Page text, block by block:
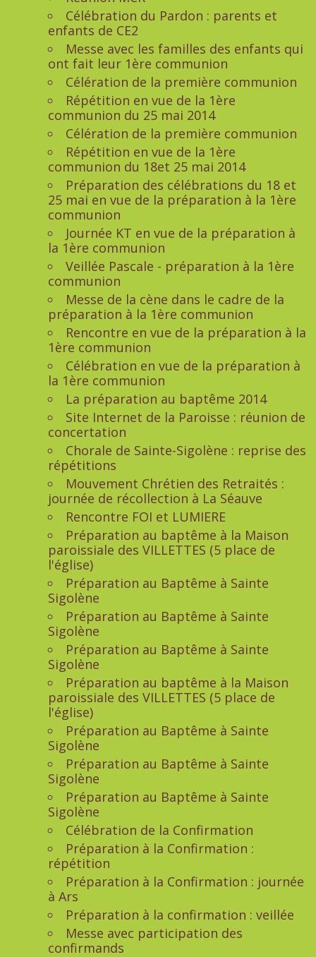
Célébration du Pardon : parents et
enfants de CE2
Messe avec les familles des enfants qui
ont fait leur 1ère communion
Célération de la première communion
Répétition en vue de la 1ère
communion du 25 mai 2014
Célération de la première communion
Répétition en vue de la 1ère
communion du 18et 25 mai 2014
Préparation des célébrations du 18 et
25 mai en vue de la préparation à la 1ère
communion
Journée KT en vue de la préparation à
la 1ère communion
Veillée Pascale - préparation à la 1ère
communion
Messe de la cène dans le cadre de la
préparation à la 1ère communion
Rencontre en vue de la préparation à la
1ère communion
Célébration en vue de la préparation à
la 1ère communion
La préparation au baptême 2014
Site Internet de la Paroisse : réunion de
concertation
Chorale de Sainte-Sigolène : reprise des
répétitions
Mouvement Chrétien des Retraités :
journée de récollection à La Séauve
Rencontre FOI et LUMIERE
Préparation au baptême à la Maison
paroissiale des VILLETTES (5 place de
l'église)
Préparation au Baptême à Sainte
Sigolène
Préparation au Baptême à Sainte
Sigolène
Préparation au Baptême à Sainte
Sigolène
Préparation au baptême à la Maison
paroissiale des VILLETTES (5 place de
l'église)
Préparation au Baptême à Sainte
Sigolène
Préparation au Baptême à Sainte
Sigolène
Préparation au Baptême à Sainte
Sigolène
Célébration de la Confirmation
Préparation à la Confirmation :
répétition
Préparation à la Confirmation : journée
à Ars
Préparation à la confirmation : veillée
Messe avec participation des
confirmands